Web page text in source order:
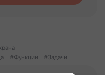
#Функции #Задачи